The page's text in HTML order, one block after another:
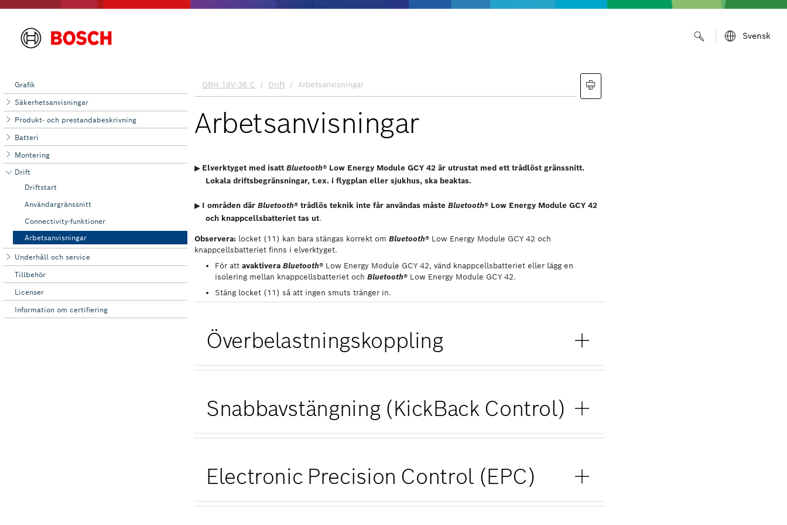
Svensk
Grafik
Säkerhetsanvisningar
Produkt- och prestandabeskrivning
Batteri
Montering
Drift
Driftstart
Användargränssnitt
Connectivity-funktioner
Arbetsanvisningar
Underhåll och ‌service
Tillbehör
Licenser
Information om certifiering